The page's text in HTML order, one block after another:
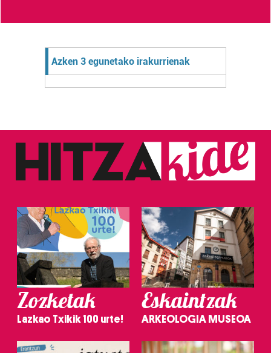
Azken 3 egunetako irakurrienak
Zozketak
Lazkao Txikik 100 urte!
Eskaintzak
ARKEOLOGIA MUSEOA